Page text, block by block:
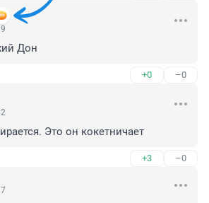
Дон
+0 –0
Это он кокетничает
+3 –0